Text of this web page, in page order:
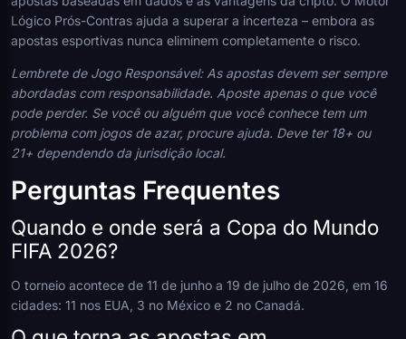
Lógico Prós-Contras ajuda a superar a incerteza – embora as
apostas esportivas nunca eliminem completamente o risco.
Lembrete de Jogo Responsável: As apostas devem ser sempre
abordadas com responsabilidade. Aposte apenas o que você
pode perder. Se você ou alguém que você conhece tem um
problema com jogos de azar, procure ajuda. Deve ter 18+ ou
21+ dependendo da jurisdição local.
Perguntas Frequentes
Quando e onde será a Copa do Mundo
FIFA 2026?
O torneio acontece de 11 de junho a 19 de julho de 2026, em 16
cidades: 11 nos EUA, 3 no México e 2 no Canadá.